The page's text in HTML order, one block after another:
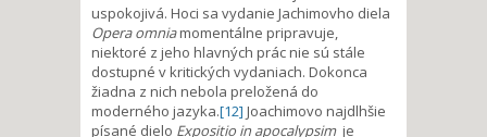
uspokojivá. Hoci sa vydanie Jachimovho diela
Opera omniamomentálne pripravuje,
niektoré z jeho hlavných prác nie sú stále
dostupné v kritických vydaniach. Dokonca
žiadna z nich nebola preložená do
moderného jazyka.[12] Joachimovo najdlhšie
písané dielo Expositio in apocalypsimje